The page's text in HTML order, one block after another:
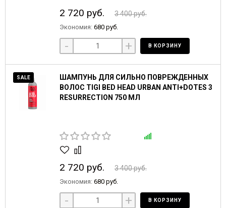
2 720 руб. 3 400 руб.
Экономия: 680 руб.
- + В КОРЗИНУ
SALE
ШАМПУНЬ ДЛЯ СИЛЬНО ПОВРЕЖДЕННЫХ
ВОЛОС TIGI BED HEAD URBAN ANTI+DOTES 3
RESURRECTION 750 МЛ
2 720 руб. 3 400 руб.
Экономия: 680 руб.
- + В КОРЗИНУ